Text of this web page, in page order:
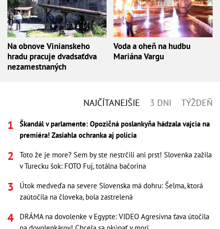
Na obnove Vinianskeho
hradu pracuje dvadsaťdva
nezamestnaných
Voda a oheň na hudbu
Mariána Vargu
NAJČÍTANEJŠIE 3 DNI TÝŽDEŇ
Škandál v parlamente: Opozičná poslankyňa hádzala vajcia na
premiéra! Zasiahla ochranka aj polícia
Toto že je more? Sem by ste nestrčili ani prst! Slovenka zažila
v Turecku šok: FOTO Fuj, totálna bačorina
Útok medveďa na severe Slovenska má dohru: Šelma, ktorá
zaútočila na človeka, bola zastrelená
DRÁMA na dovolenke v Egypte: VIDEO Agresívna ťava útočila